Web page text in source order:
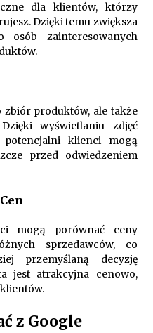
dla klientów, którzy
Dzięki temu zwiększa
zainteresowanych
produktów, ale także
wyświetlaniu zdjęć
klienci mogą
przed odwiedzeniem
mogą porównać ceny
sprzedawców, co
przemyślaną decyzję
jest atrakcyjna cenowo,
z Google